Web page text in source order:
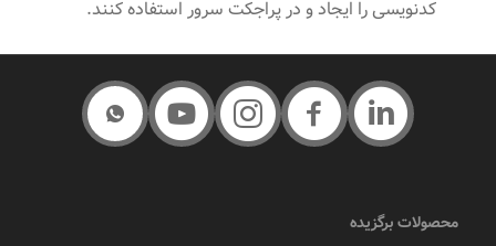
کدنویسی را ایجاد و در پراجکت سرور استفاده كنند.
محصولات برگزیده